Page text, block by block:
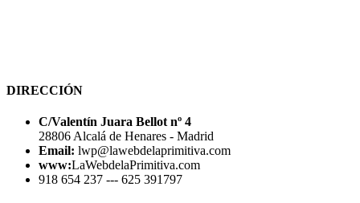
DIRECCIÓN
C/Valentín Juara Bellot nº 4
28806 Alcalá de Henares - Madrid
Email: lwp@lawebdelaprimitiva.com
www:LaWebdelaPrimitiva.com
918 654 237 --- 625 391797